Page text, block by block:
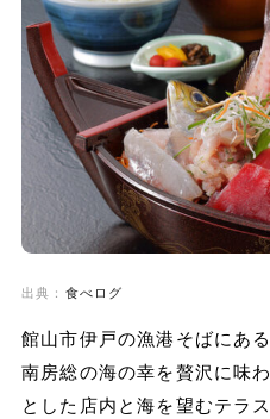
出典： 食べログ
館山市伊戸の漁港そばにあ
南房総の海の幸を贅沢に味
とした店内と海を望むテラ